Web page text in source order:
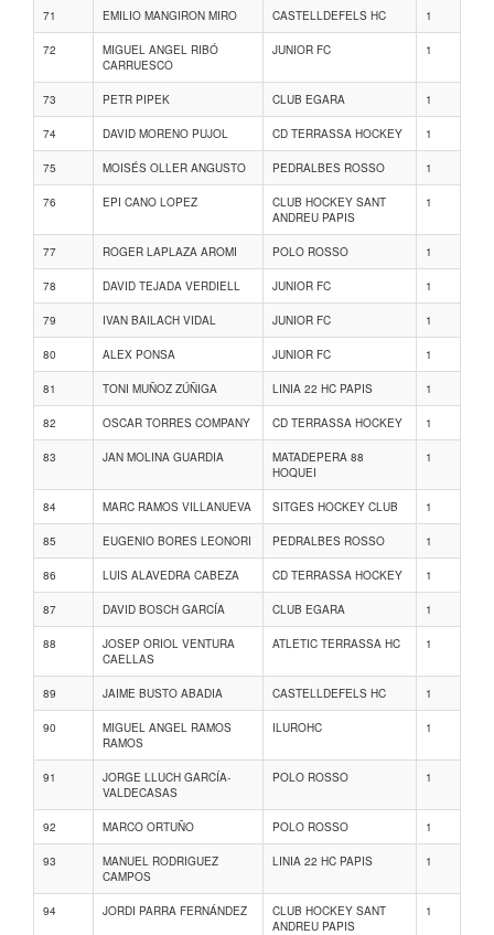
71 EMILIO MANGIRON MIRO CASTELLDEFELS HC 1
72
MIGUEL ANGEL RIBÓ
CARRUESCO
JUNIOR FC 1
73 PETR PIPEK CLUB EGARA 1
74 DAVID MORENO PUJOL CD TERRASSA HOCKEY 1
75 MOISÉS OLLER ANGUSTO PEDRALBES ROSSO 1
76 EPI CANO LOPEZ
CLUB HOCKEY SANT
ANDREU PAPIS
1
77 ROGER LAPLAZA AROMI POLO ROSSO 1
78 DAVID TEJADA VERDIELL JUNIOR FC 1
79 IVAN BAILACH VIDAL JUNIOR FC 1
80 ALEX PONSA JUNIOR FC 1
81 TONI MUÑOZ ZÚÑIGA LINIA 22 HC PAPIS 1
82 OSCAR TORRES COMPANY CD TERRASSA HOCKEY 1
83 JAN MOLINA GUARDIA
MATADEPERA 88
HOQUEI
1
84 MARC RAMOS VILLANUEVA SITGES HOCKEY CLUB 1
85 EUGENIO BORES LEONORI PEDRALBES ROSSO 1
86 LUIS ALAVEDRA CABEZA CD TERRASSA HOCKEY 1
87 DAVID BOSCH GARCÍA CLUB EGARA 1
88
JOSEP ORIOL VENTURA
CAELLAS
ATLETIC TERRASSA HC 1
89 JAIME BUSTO ABADIA CASTELLDEFELS HC 1
90
MIGUEL ANGEL RAMOS
RAMOS
ILUROHC 1
91
JORGE LLUCH GARCÍA-
VALDECASAS
POLO ROSSO 1
92 MARCO ORTUÑO POLO ROSSO 1
93
MANUEL RODRIGUEZ
CAMPOS
LINIA 22 HC PAPIS 1
94 JORDI PARRA FERNÁNDEZ
CLUB HOCKEY SANT
ANDREU PAPIS
1